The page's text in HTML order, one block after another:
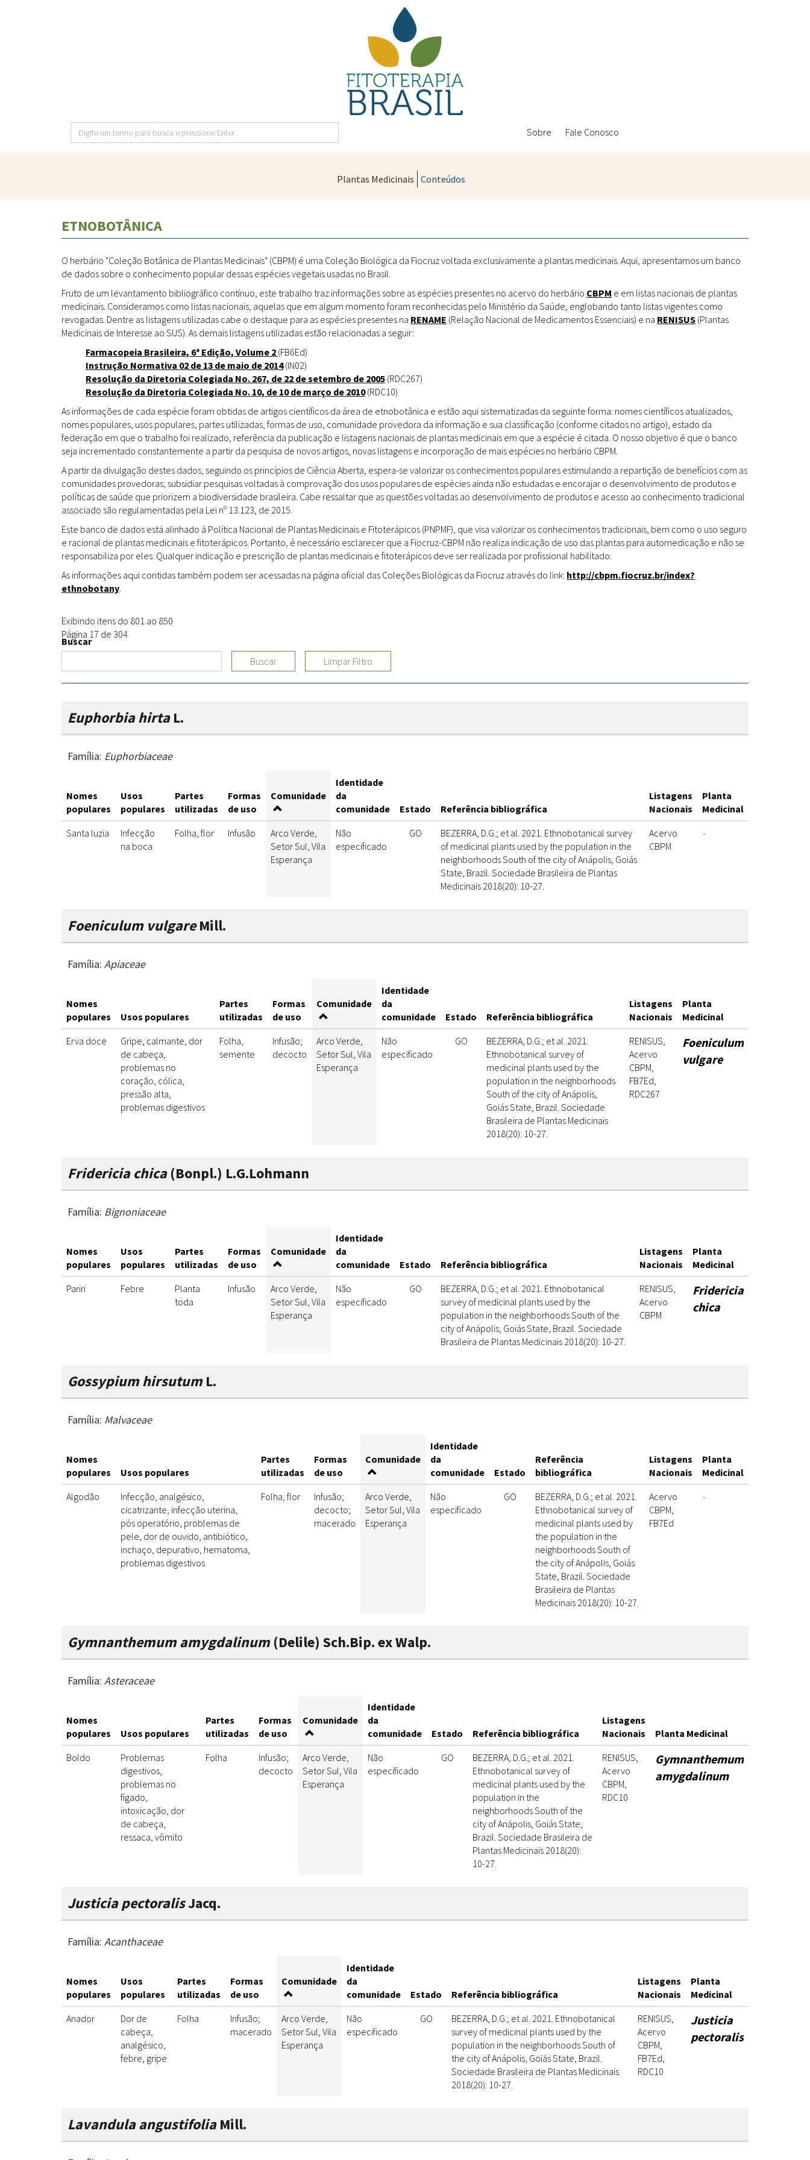
pressione
Enter
Sobre Fale Conosco
Plantas Medicinais Conteúdos
Sanitárias
Políticas
Metodologias
Farmácias Vivas
Medicinais
Conceitos
Livros
Periódicos
Produções Acadêmicas
Todos
Grupos de Pesquisa
Sementes, Mudas &
Plantas
Produto & Indústria Padrões
Fitoterápicos
Educação & Arte
Sites
ETNOBOTÂNICA
O herbário "Coleção Botânica de Plantas Medicinais" (CBPM) é uma Coleção Biológica da Fiocruz voltada exclusivamente a plantas medicinais. Aqui, apresentamos um banco
de dados sobre o conhecimento popular dessas espécies vegetais usadas no Brasil.
Fruto de um levantamento bibliográfico contínuo, este trabalho traz informações sobre as espécies presentes no acervo do herbário CBPM e em listas nacionais de plantas
medicinais. Consideramos como listas nacionais, aquelas que em algum momento foram reconhecidas pelo Ministério da Saúde, englobando tanto listas vigentes como
revogadas. Dentre as listagens utilizadas cabe o destaque para as espécies presentes na RENAME (Relação Nacional de Medicamentos Essenciais) e na RENISUS (Plantas
Medicinais de Interesse ao SUS). As demais listagens utilizadas estão relacionadas a seguir:
Farmacopeia Brasileira, 6ª Edição, Volume 2 (FB6Ed)
Instrução Normativa 02 de 13 de maio de 2014(IN02)
Resolução da Diretoria Colegiada No. 267, de 22 de setembro de 2005 (RDC267)
Resolução da Diretoria Colegiada No. 10, de 10 de março de 2010(RDC10)
As informações de cada espécie foram obtidas de artigos científicos da área de etnobotânica e estão aqui sistematizadas da seguinte forma: nomes científicos atualizados,
nomes populares, usos populares, partes utilizadas, formas de uso, comunidade provedora da informação e sua classificação (conforme citados no artigo), estado da
federação em que o trabalho foi realizado, referência da publicação e listagens nacionais de plantas medicinais em que a espécie é citada. O nosso objetivo é que o banco
seja incrementado constantemente a partir da pesquisa de novos artigos, novas listagens e incorporação de mais espécies no herbário CBPM.
A partir da divulgação destes dados, seguindo os princípios de Ciência Aberta, espera-se valorizar os conhecimentos populares estimulando a repartição de benefícios com as
comunidades provedoras; subsidiar pesquisas voltadas à comprovação dos usos populares de espécies ainda não estudadas e encorajar o desenvolvimento de produtos e
políticas de saúde que priorizem a biodiversidade brasileira. Cabe ressaltar que as questões voltadas ao desenvolvimento de produtos e acesso ao conhecimento tradicional
associado são regulamentadas pela Lei nº 13.123, de 2015.
Este banco de dados está alinhado à Política Nacional de Plantas Medicinais e Fitoterápicos (PNPMF), que visa valorizar os conhecimentos tradicionais, bem como o uso seguro
e racional de plantas medicinais e fitoterápicos. Portanto, é necessário esclarecer que a Fiocruz-CBPM não realiza indicação de uso das plantas para automedicação e não se
responsabiliza por eles. Qualquer indicação e prescrição de plantas medicinais e fitoterápicos deve ser realizada por profissional habilitado.
As informações aqui contidas também podem ser acessadas na página oficial das Coleções Biológicas da Fiocruz através do link: http://cbpm.fiocruz.br/index?
ethnobotany.
Exibindo itens do 801 ao 850
Página 17 de 304
Buscar
Buscar
Limpar Filtro
Euphorbia hirtaL.
Família: Euphorbiaceae
Nomes
populares
Usos
populares
Partes
utilizadas
Formas
de uso
Comunidade
Identidade
da
comunidade
Estado Referência bibliográfica
Listagens
Nacionais
Planta
Medicinal
Santa luzia
Infecção
na boca
Folha, flor Infusão
Arco Verde,
Setor Sul, Vila
Esperança
Não
especificado
GO
BEZERRA, D.G.; et al. 2021. Ethnobotanical survey
of medicinal plants used by the population in the
neighborhoods South of the city of Anápolis, Goiás
State, Brazil. Sociedade Brasileira de Plantas
Medicinais 2018(20): 10-27.
Acervo
CBPM
-
Foeniculum vulgareMill.
Família: Apiaceae
Nomes
populares
Usos populares
Partes
utilizadas
Formas
de uso
Comunidade
Identidade
da
comunidade
Estado Referência bibliográfica
Listagens
Nacionais
Planta
Medicinal
Erva doce
Gripe, calmante, dor
de cabeça,
problemas no
coração, cólica,
pressão alta,
problemas digestivos
Folha,
semente
Infusão;
decocto
Arco Verde,
Setor Sul, Vila
Esperança
Não
especificado
GO
BEZERRA, D.G.; et al. 2021.
Ethnobotanical survey of
medicinal plants used by the
population in the neighborhoods
South of the city of Anápolis,
Goiás State, Brazil. Sociedade
Brasileira de Plantas Medicinais
2018(20): 10-27.
RENISUS,
Acervo
CBPM,
FB7Ed,
RDC267
Foeniculum
vulgare
Fridericia chica(Bonpl.) L.G.Lohmann
Família: Bignoniaceae
Nomes
populares
Usos
populares
Partes
utilizadas
Formas
de uso
Comunidade
Identidade
da
comunidade
Estado Referência bibliográfica
Listagens
Nacionais
Planta
Medicinal
Pariri
Febre
Planta
toda
Infusão
Arco Verde,
Setor Sul, Vila
Esperança
Não
especificado
GO
BEZERRA, D.G.; et al. 2021. Ethnobotanical
survey of medicinal plants used by the
population in the neighborhoods South of the
city of Anápolis, Goiás State, Brazil. Sociedade
Brasileira de Plantas Medicinais 2018(20): 10-27.
RENISUS,
Acervo
CBPM
Fridericia
chica
Gossypium hirsutumL.
Família: Malvaceae
Nomes
populares
Usos populares
Partes
utilizadas
Formas
de uso
Comunidade
Identidade
da
comunidade
Estado
Referência
bibliográfica
Listagens
Nacionais
Planta
Medicinal
Algodão
Infecção, analgésico,
cicatrizante, infecção uterina,
pós operatório, problemas de
pele, dor de ouvido, antibiótico,
inchaço, depurativo, hematoma,
problemas digestivos
Folha, flor
Infusão;
decocto;
macerado
Arco Verde,
Setor Sul, Vila
Esperança
Não
especificado
GO
BEZERRA, D.G.; et al. 2021.
Ethnobotanical survey of
medicinal plants used by
the population in the
neighborhoods South of
the city of Anápolis, Goiás
State, Brazil. Sociedade
Brasileira de Plantas
Medicinais 2018(20): 10-27.
Acervo
CBPM,
FB7Ed
-
Gymnanthemum amygdalinum(Delile) Sch.Bip. ex Walp.
Família: Asteraceae
Nomes
populares
Usos populares
Partes
utilizadas
Formas
de uso
Comunidade
Identidade
da
comunidade
Estado Referência bibliográfica
Listagens
Nacionais
Planta Medicinal
Boldo
Problemas
digestivos,
problemas no
fígado,
intoxicação, dor
de cabeça,
ressaca, vômito
Folha
Infusão;
decocto
Arco Verde,
Setor Sul, Vila
Esperança
Não
especificado
GO
BEZERRA, D.G.; et al. 2021.
Ethnobotanical survey of
medicinal plants used by the
population in the
neighborhoods South of the
city of Anápolis, Goiás State,
Brazil. Sociedade Brasileira de
Plantas Medicinais 2018(20):
10-27.
RENISUS,
Acervo
CBPM,
RDC10
Gymnanthemum
amygdalinum
Justicia pectoralisJacq.
Família: Acanthaceae
Nomes
populares
Usos
populares
Partes
utilizadas
Formas
de uso
Comunidade
Identidade
da
comunidade
Estado Referência bibliográfica
Listagens
Nacionais
Planta
Medicinal
Anador
Dor de
cabeça,
analgésico,
febre, gripe
Folha
Infusão;
macerado
Arco Verde,
Setor Sul, Vila
Esperança
Não
especificado
GO
BEZERRA, D.G.; et al. 2021. Ethnobotanical
survey of medicinal plants used by the
population in the neighborhoods South of
the city of Anápolis, Goiás State, Brazil.
Sociedade Brasileira de Plantas Medicinais
2018(20): 10-27.
RENISUS,
Acervo
CBPM,
FB7Ed,
RDC10
Justicia
pectoralis
Lavandula angustifoliaMill.